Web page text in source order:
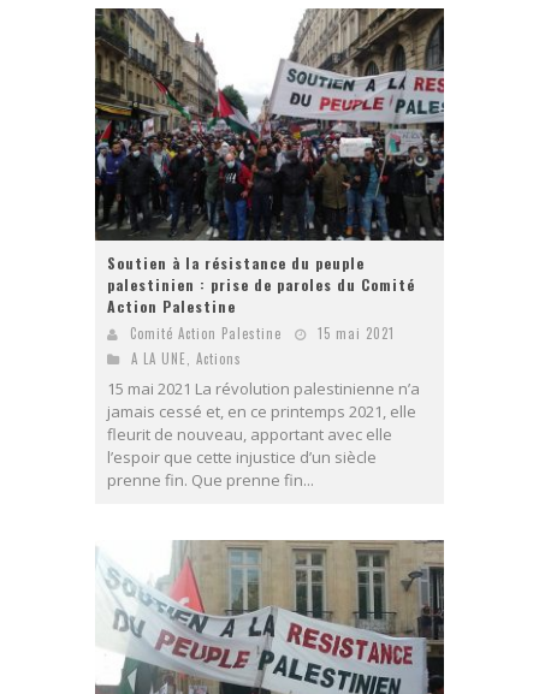
Soutien à la résistance du peuple
palestinien : prise de paroles du Comité
Action Palestine
Comité Action Palestine
15 mai 2021
A LA UNE
Actions
15 mai 2021 La révolution palestinienne n’a
jamais cessé et, en ce printemps 2021, elle
fleurit de nouveau, apportant avec elle
l’espoir que cette injustice d’un siècle
prenne fin. Que prenne fin...